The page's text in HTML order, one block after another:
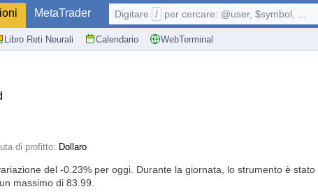
MetaTrader
Libro Reti Neurali Calendario WebTerminal
Digitare / per cercare: @user, $symbol, ...
di profitto: Dollaro
del -0.23% per oggi. Durante la giornata, lo strumento è stato
massimo di 83.99.